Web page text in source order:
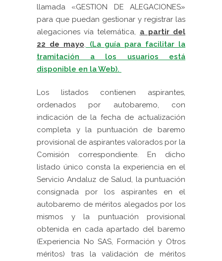
llamada «GESTION DE ALEGACIONES»
para que puedan gestionar y registrar las
alegaciones vía telemática, a partir del
22 de mayo
(La guía para facilitar la
tramitación a los usuarios está
disponible en la Web).
Los listados contienen aspirantes,
ordenados por autobaremo, con
indicación de la fecha de actualización
completa y la puntuación de baremo
provisional de aspirantes valorados por la
Comisión correspondiente. En dicho
listado único consta la experiencia en el
Servicio Andaluz de Salud, la puntuación
consignada por los aspirantes en el
autobaremo de méritos alegados por los
mismos y la puntuación provisional
obtenida en cada apartado del baremo
(Experiencia No SAS, Formación y Otros
méritos) tras la validación de méritos